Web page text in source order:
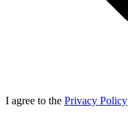
I agree to the Privacy Policy